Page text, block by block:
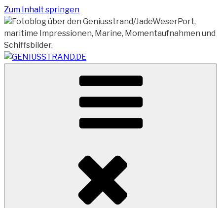
Zum Inhalt springen
GENIUSSTRAND.DE
Vom Geniusstrand zum JadeWeserPort/Container
Terminal Wilhelmshaven